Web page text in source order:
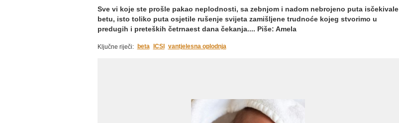
Sve vi koje ste prošle pakao neplodnosti, sa zebnjom i nadom nebrojeno puta isčekivale
betu, isto toliko puta osjetile rušenje svijeta zamišljene trudnoće kojeg stvorimo u
predugih i preteških četrnaest dana čekanja.... Piše: Amela
Ključne riječi: beta ICSI vantjelesna oplodnja